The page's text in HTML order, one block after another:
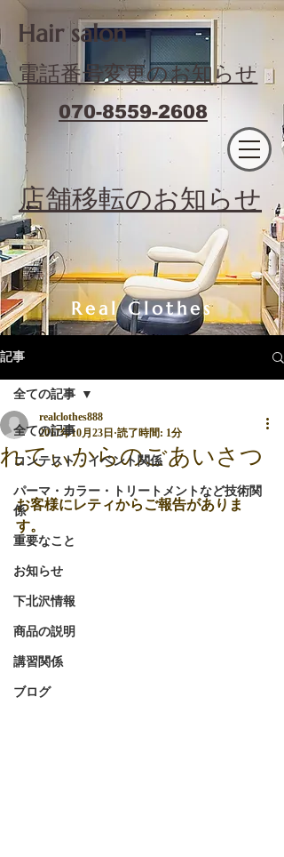
​Hair salon
電話番号変更のお知らせ
070-8559-2608
​店舗移転のお知らせ
Real Clothes
記事
全ての記事
コンテスト・イベント関係
パーマ・カラー・トリートメントなど技術関
係
重要なこと
お知らせ
下北沢情報
商品の説明
講習関係
ブログ
全ての記事
れてぃからのごあいさつ
realclothes888
2017年10月23日 読了時間: 1分
お客様にレティからご報告がありま
す。